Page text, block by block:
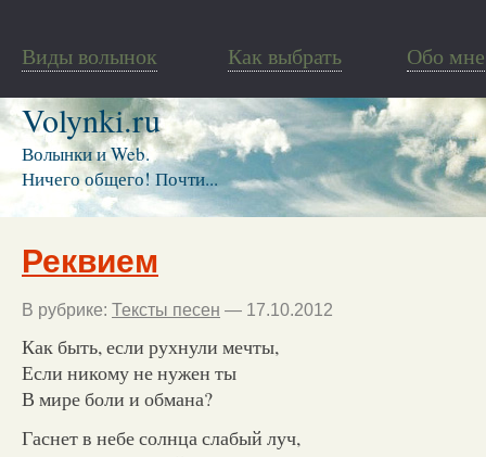
Виды волынок Как выбрать Обо мне
Volynki.ru
Волынки и Web.
Ничего общего! Почти...
Реквием
В рубрике: Тексты песен — 17.10.2012
Как быть, если рухнули мечты,
Если никому не нужен ты
В мире боли и обмана?
Гаснет в небе солнца слабый луч,